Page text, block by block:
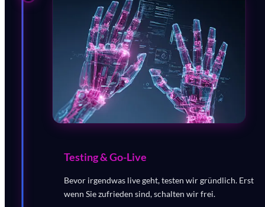
Testing & Go-Live
Bevor irgendwas live geht, testen wir gründlich. Erst
wenn Sie zufrieden sind, schalten wir frei.